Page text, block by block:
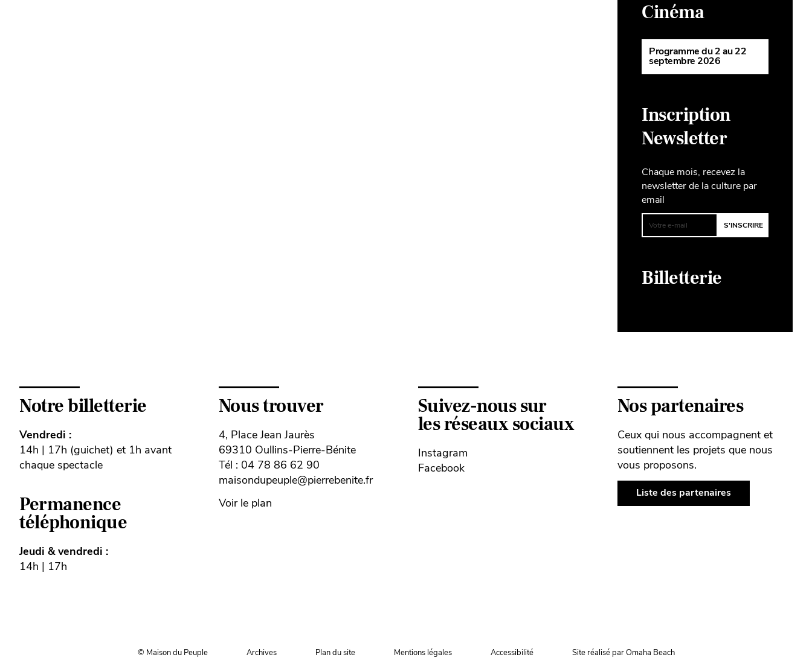
Cinéma
Programme du 2 au 22
septembre 2026
Inscription
Newsletter
Chaque mois, recevez la
newsletter de la culture par
email
Billetterie
Notre billetterie
Vendredi :
14h | 17h (guichet) et 1h avant
chaque spectacle
Permanence
téléphonique
Jeudi & vendredi :
14h | 17h
Nous trouver
4, Place Jean Jaurès
69310 Oullins-Pierre-Bénite
Tél : 04 78 86 62 90
maisondupeuple@pierrebenite.fr
Voir le plan
Suivez-nous sur
les réseaux sociaux
Instagram
Facebook
Nos partenaires
Ceux qui nous accompagnent et
soutiennent les projets que nous
vous proposons.
Liste des partenaires
© Maison du Peuple Archives Plan du site Mentions légales Accessibilité Site réalisé par Omaha Beach